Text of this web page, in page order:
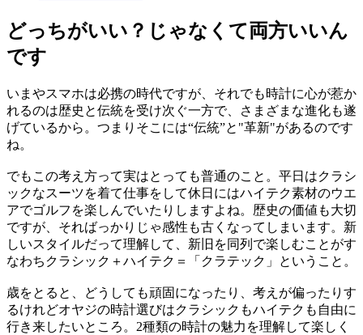
どっちがいい？じゃなくて両方いいん
です
いまやスマホは必携の時代ですが、それでも時計に心が惹か
れるのは歴史と伝統を受け次ぐ一方で、さまざまな進化も遂
げているから。つまりそこには“伝統”と"革新"があるのです
ね。
でもこの考え方って実はとっても普通のこと。平日はクラシ
ックなスーツを着て仕事をして休日にはハイテク素材のウエ
アでゴルフを楽しんでいたりしますよね。歴史の価値も大切
ですが、そればっかりじゃ感性も古くなってしまいます。新
しいスタイルだって理解して、新旧を同列で楽しむことがす
なわちクラシック＋ハイテク＝「クラテック」ということ。
歳をとると、どうしても頑固になったり、考えが偏ったりす
るけれどオヤジの時計選びはクラシックもハイテクも自由に
行き来したいところ。2種類の時計の魅力を理解して楽しく